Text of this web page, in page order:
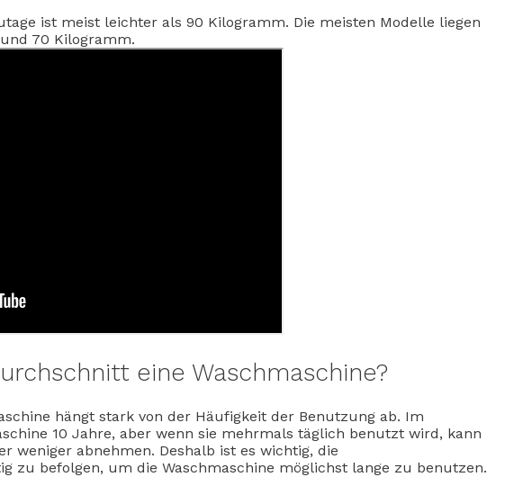
ist meist leichter als 90 Kilogramm. Die meisten Modelle liegen
70 Kilogramm.
eine Waschmaschine?
hängt stark von der Häufigkeit der Benutzung ab. Im
10 Jahre, aber wenn sie mehrmals täglich benutzt wird, kann
weniger abnehmen. Deshalb ist es wichtig, die
zu befolgen, um die Waschmaschine möglichst lange zu benutzen.